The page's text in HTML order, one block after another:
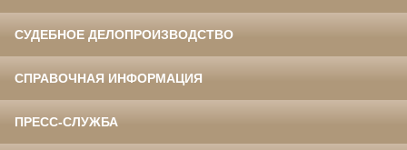
СУДЕБНОЕ ДЕЛОПРОИЗВОДСТВО
СПРАВОЧНАЯ ИНФОРМАЦИЯ
ПРЕСС-СЛУЖБА